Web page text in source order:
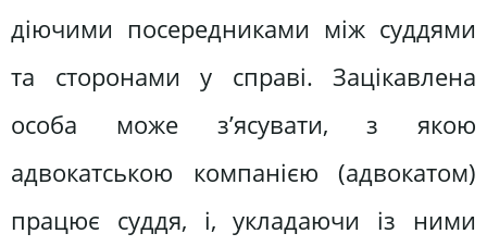
діючими посередниками між суддями
та сторонами у справі. Зацікавлена
особа може з’ясувати, з якою
адвокатською компанією (адвокатом)
працює суддя, і, укладаючи із ними